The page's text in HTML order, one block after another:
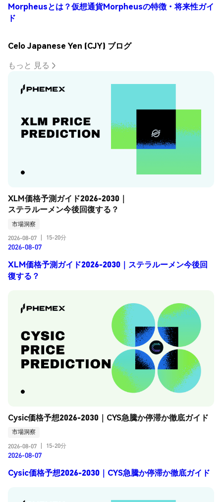
Morpheusとは？仮想通貨Morpheusの特徴・将来性ガイ
ド
Celo Japanese Yen (CJY) ブログ
もっと 見る
XLM価格予測ガイド2026-2030｜
ステラルーメン今後回復する？
市場洞察
2026-08-07
15-20分
2026-08-07
XLM価格予測ガイド2026-2030｜ステラルーメン今後回
復する？
Cysic価格予想2026-2030｜CYS急騰か停滞か徹底ガイド
市場洞察
2026-08-07
15-20分
2026-08-07
Cysic価格予想2026-2030｜CYS急騰か停滞か徹底ガイド